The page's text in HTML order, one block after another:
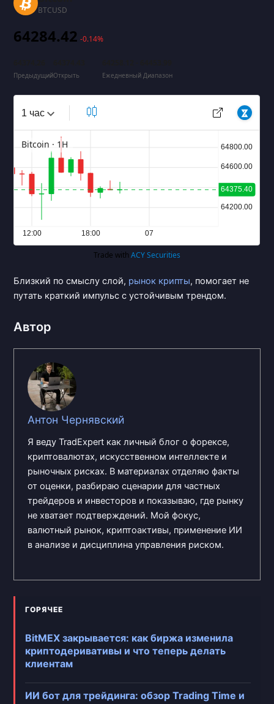
Близкий по смыслу слой, рынок крипты, помогает не
путать краткий импульс с устойчивым трендом.
Автор
Антон Чернявский
Я веду TradExpert как личный блог о форексе,
криптовалютах, искусственном интеллекте и
рыночных рисках. В материалах отделяю факты
от оценки, разбираю сценарии для частных
трейдеров и инвесторов и показываю, где рынку
не хватает подтверждений. Мой фокус,
валютный рынок, криптоактивы, применение ИИ
в анализе и дисциплина управления риском.
ГОРЯЧЕЕ
BitMEX закрывается: как биржа изменила
криптодеривативы и что теперь делать
клиентам
ИИ бот для трейдинга: обзор Trading Time и